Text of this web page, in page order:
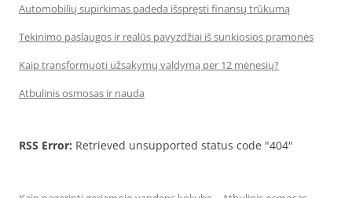
Automobilių supirkimas padeda išspręsti finansų trūkumą
Tekinimo paslaugos ir realūs pavyzdžiai iš sunkiosios pramonės
Kaip transformuoti užsakymų valdymą per 12 mėnesių?
Atbulinis osmosas ir nauda
RSS Error: Retrieved unsupported status code "404"